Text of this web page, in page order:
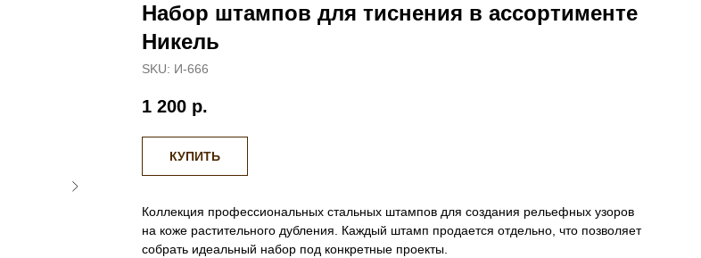
Набор штампов для тиснения в ассортименте
Никель
SKU: И-666
1 200 р.
КУПИТЬ
Коллекция профессиональных стальных штампов для создания рельефных узоров
на коже растительного дубления. Каждый штамп продается отдельно, что позволяет
собрать идеальный набор под конкретные проекты.